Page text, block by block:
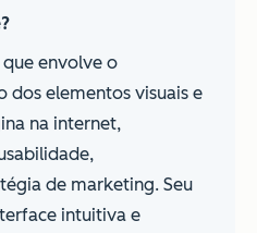
que envolve o
dos elementos visuais e
na internet,
de marketing. Seu
intuitiva e